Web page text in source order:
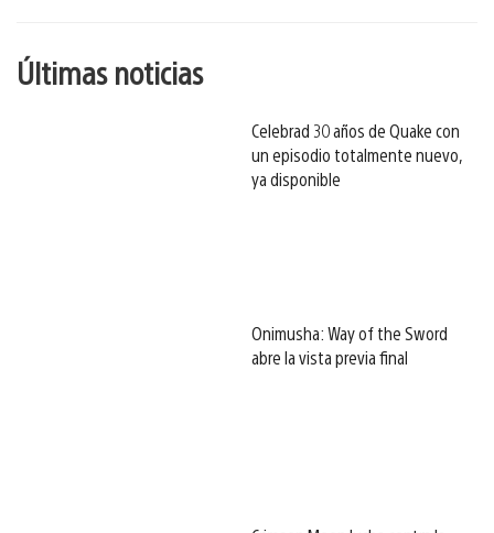
Últimas noticias
Celebrad 30 años de Quake con
un episodio totalmente nuevo,
ya disponible
Onimusha: Way of the Sword
abre la vista previa final